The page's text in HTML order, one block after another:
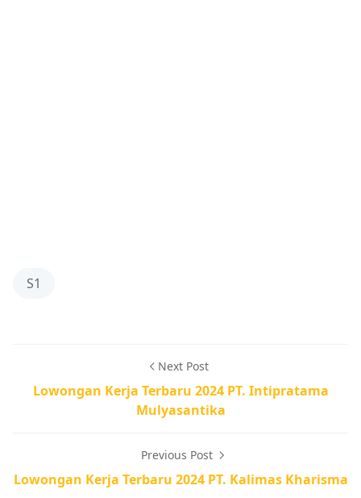
S1
Next Post
Lowongan Kerja Terbaru 2024 PT. Intipratama
Mulyasantika
Previous Post
Lowongan Kerja Terbaru 2024 PT. Kalimas Kharisma